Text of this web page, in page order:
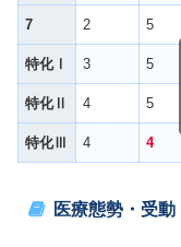
7 2 5
特化Ⅰ 3 5
特化Ⅱ 4 5
特化Ⅲ 4 4
医療態勢・受動